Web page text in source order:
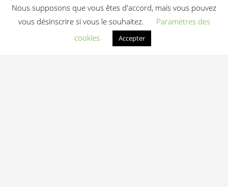
Quelle est la garantie et le SAV sur les machines Xebex ?
Nous supposons que vous êtes d'accord, mais vous pouvez
vous désinscrire si vous le souhaitez.
Paramètres des
cookies
Accepter